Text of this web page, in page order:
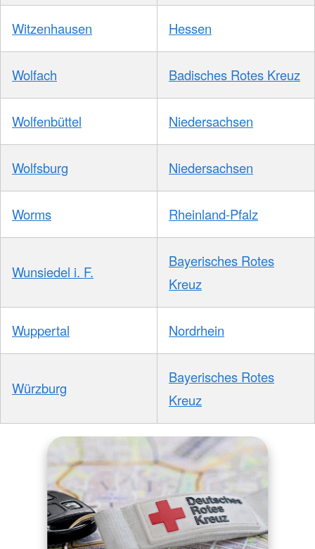
Witzenhausen Hessen
Wolfach Badisches Rotes Kreuz
Wolfenbüttel Niedersachsen
Wolfsburg Niedersachsen
Worms Rheinland-Pfalz
Wunsiedel i. F.
Bayerisches Rotes
Kreuz
Wuppertal Nordrhein
Würzburg
Bayerisches Rotes
Kreuz